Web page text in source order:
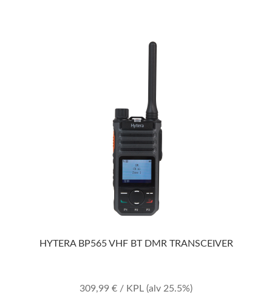
HYTERA BP565 VHF BT DMR TRANSCEIVER
309,99 € / KPL (alv 25.5%)